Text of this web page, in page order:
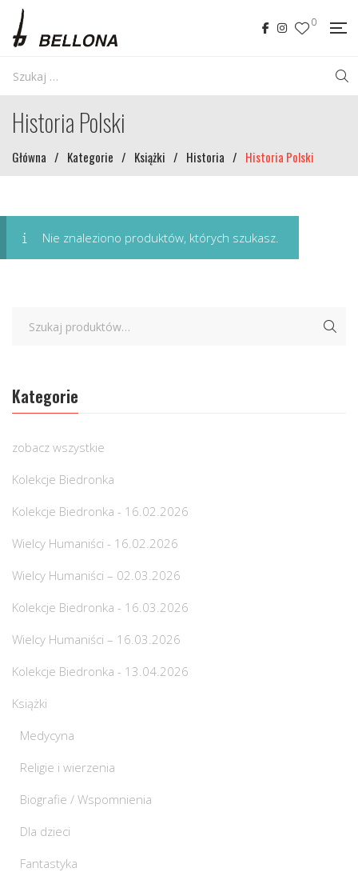
0
Historia Polski
Główna / Kategorie / Książki / Historia / Historia Polski
Nie znaleziono produktów, których szukasz.
Kategorie
zobacz wszystkie
Kolekcje Biedronka
Kolekcje Biedronka - 16.02.2026
Wielcy Humaniści - 16.02.2026
Wielcy Humaniści – 02.03.2026
Kolekcje Biedronka - 16.03.2026
Wielcy Humaniści – 16.03.2026
Kolekcje Biedronka - 13.04.2026
Książki
Medycyna
Religie i wierzenia
Biografie / Wspomnienia
Dla dzieci
Fantastyka